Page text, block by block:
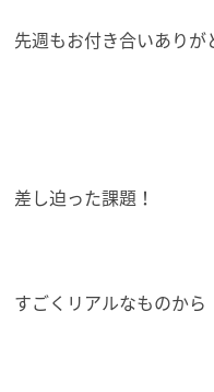
先週もお付き合いあり
差し迫った課題！
すごくリアルなものから